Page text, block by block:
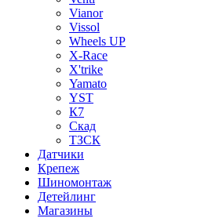
Vianor
Vissol
Wheels UP
X-Race
X'trike
Yamato
YST
К7
Скад
ТЗСК
Датчики
Крепеж
Шиномонтаж
Детейлинг
Магазины